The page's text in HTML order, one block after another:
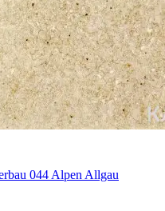
044 Alpen Allgau